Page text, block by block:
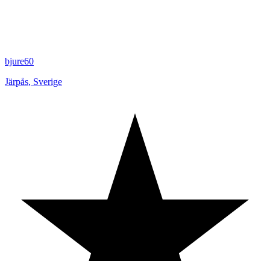
bjure60
Järpås, Sverige